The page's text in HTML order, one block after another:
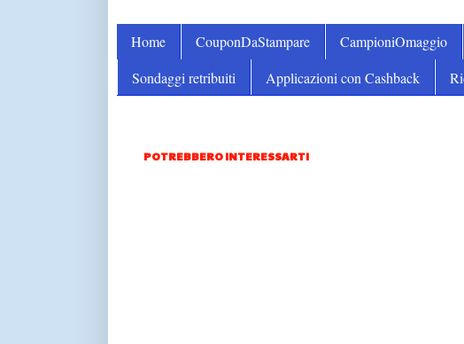
Home CouponDaStampare CampioniOmaggio
Sondaggi retribuiti
Applicazioni con Cashback
POTREBBERO INTERESSARTI